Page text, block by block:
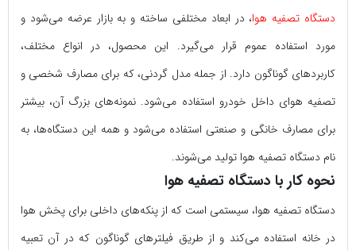
دستگاه تصفیه هوا، در ابعاد مختلفی ساخته و به بازار عرضه می‌شود و
مورد استفاده عموم قرار می‌گیرد. این محصول، در انواع مختلف،
کاربردهای گوناگون دارد. از جمله مدل گردنی، که برای مصارف شخصی و
تصفیه هوای داخل خودرو استفاده می‌شود. نمونه‌های بزرگ‌ آن، بیشتر
برای مصارف خانگی و صنعتی استفاده می‌شود و همه‌ این دستگاه‌ها، به
نام دستگاه تصفیه هوا تولید می‌شوند.
نحوه کار با دستگاه تصفیه هوا
دستگاه تصفیه هوا، سیستمی است که از پنکه‌های داخلی برای پخش هوا
در خانه استفاده می‌کند و از طریق فیلترهای گوناگون که در آن تعبیه